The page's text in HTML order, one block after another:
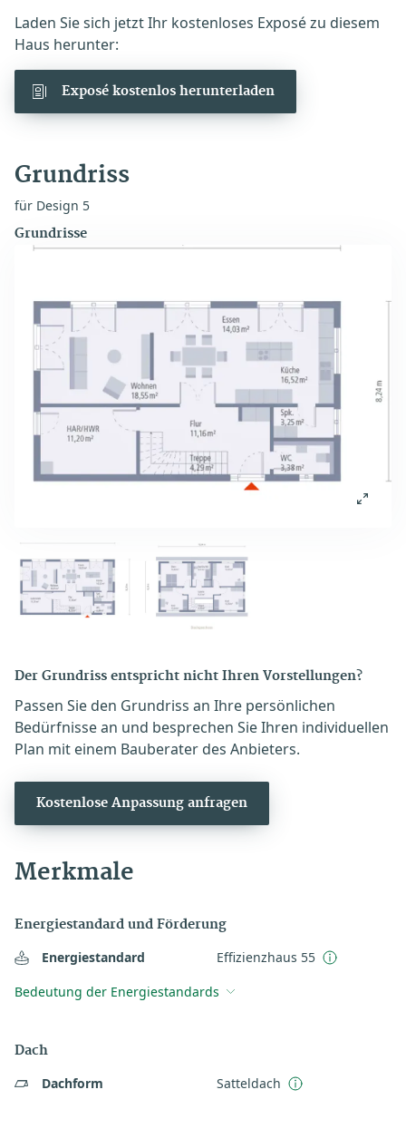
Laden Sie sich jetzt Ihr kostenloses Exposé zu diesem
Haus herunter:
Exposé kostenlos herunterladen
Grundriss
für Design 5
Grundrisse
Der Grundriss entspricht nicht Ihren Vorstellungen?
Passen Sie den Grundriss an Ihre persönlichen
Bedürfnisse an und besprechen Sie Ihren individuellen
Plan mit einem Bauberater des Anbieters.
Kostenlose Anpassung anfragen
Merkmale
Energiestandard und Förderung
Energiestandard
Effizienzhaus 55
Bedeutung der Energiestandards
Dach
Dachform Satteldach